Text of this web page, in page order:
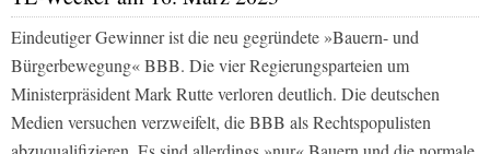
Eindeutiger Gewinner ist die neu gegründete »Bauern- und
Bürgerbewegung« BBB. Die vier Regierungsparteien um
Ministerpräsident Mark Rutte verloren deutlich. Die deutschen
Medien versuchen verzweifelt, die BBB als Rechtspopulisten